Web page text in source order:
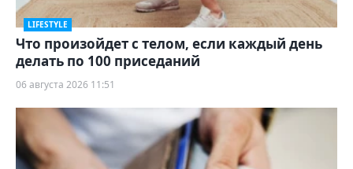
LIFESTYLE
Что произойдет с телом, если каждый день
делать по 100 приседаний
06 августа 2026 11:51